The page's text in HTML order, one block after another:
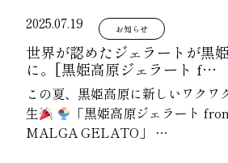
2025.07.19 お知らせ
世界が認めたジェラートが黒
に。[黒姫高原ジェラート f…
この夏、黒姫高原に新しいワクワ
生
「黒姫高原ジェラート
MALGA GELATO」 …